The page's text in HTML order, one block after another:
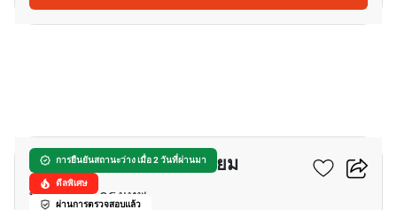
การยืนยันสถานะว่าง เมื่อ 2 วันที่ผ่านมา
ดีลพิเศษ
ผ่านการตรวจสอบแล้ว
ประสานมิตร คอนโดมิเนียม
พร้อมพงษ์, กรุงเทพ